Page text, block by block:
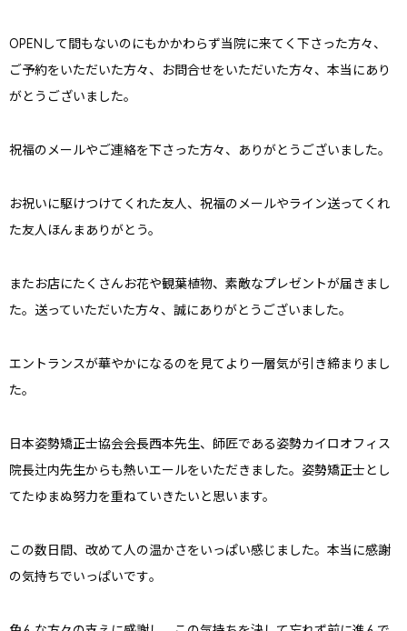
OPENして間もないのにもかかわらず当院に来てく下さった方々、
ご予約をいただいた方々、お問合せをいただいた方々、本当にあり
がとうございました。
祝福のメールやご連絡を下さった方々、ありがとうございました。
お祝いに駆けつけてくれた友人、祝福のメールやライン送ってくれ
た友人ほんまありがとう。
またお店にたくさんお花や観葉植物、素敵なプレゼントが届きまし
た。送っていただいた方々、誠にありがとうございました。
エントランスが華やかになるのを見てより一層気が引き締まりまし
た。
日本姿勢矯正士協会会長西本先生、師匠である姿勢カイロオフィス
院長辻内先生からも熱いエールをいただきました。姿勢矯正士とし
てたゆまぬ努力を重ねていきたいと思います。
この数日間、改めて人の温かさをいっぱい感じました。本当に感謝
の気持ちでいっぱいです。